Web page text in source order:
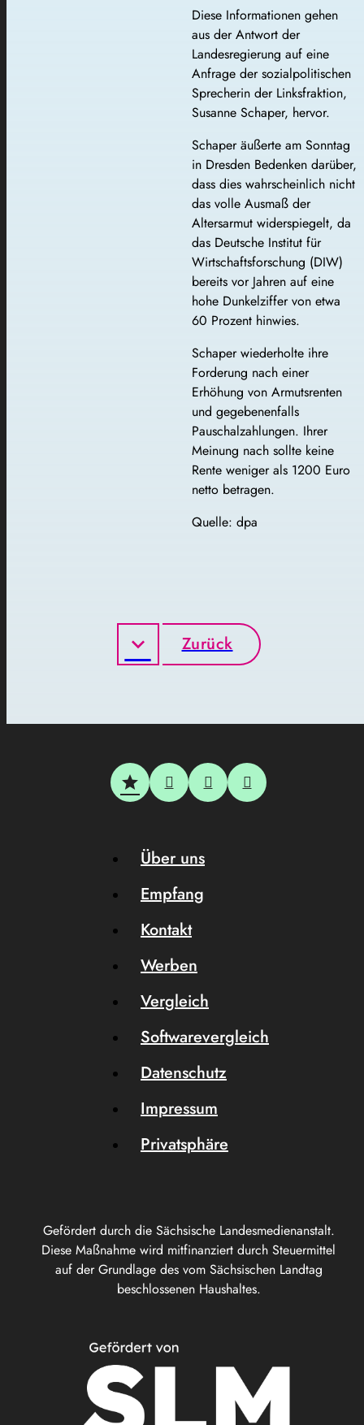
Diese Informationen gehen
aus der Antwort der
Landesregierung auf eine
Anfrage der sozialpolitischen
Sprecherin der Linksfraktion,
Susanne Schaper, hervor.
Schaper äußerte am Sonntag
in Dresden Bedenken darüber,
dass dies wahrscheinlich nicht
das volle Ausmaß der
Altersarmut widerspiegelt, da
das Deutsche Institut für
Wirtschaftsforschung (DIW)
bereits vor Jahren auf eine
hohe Dunkelziffer von etwa
60 Prozent hinwies.
Schaper wiederholte ihre
Forderung nach einer
Erhöhung von Armutsrenten
und gegebenenfalls
Pauschalzahlungen. Ihrer
Meinung nach sollte keine
Rente weniger als 1200 Euro
netto betragen.
Quelle: dpa
Zurück
Gefördert durch die Sächsische Landesmedienanstalt.
Diese Maßnahme wird mitfinanziert durch Steuermittel
auf der Grundlage des vom Sächsischen Landtag
beschlossenen Haushaltes.
Über uns
Empfang
Kontakt
Werben
Vergleich
Softwarevergleich
Datenschutz
Impressum
Privatsphäre